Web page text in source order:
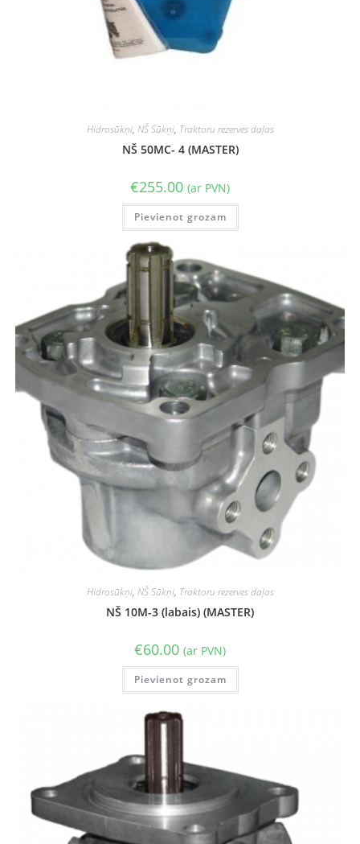
Hidrosūkņi, NŠ Sūkņi, Traktoru rezerves daļas
NŠ 50MC- 4 (MASTER)
€255.00 (ar PVN)
Pievienot grozam
Hidrosūkņi, NŠ Sūkņi, Traktoru rezerves daļas
NŠ 10M-3 (labais) (MASTER)
€60.00 (ar PVN)
Pievienot grozam